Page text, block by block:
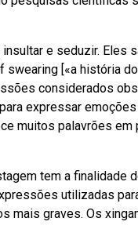
e seduzir. Eles
[«a história
considerados
expressar
muitos palavrões
tem a finalidade
utilizadas
mais graves. Os